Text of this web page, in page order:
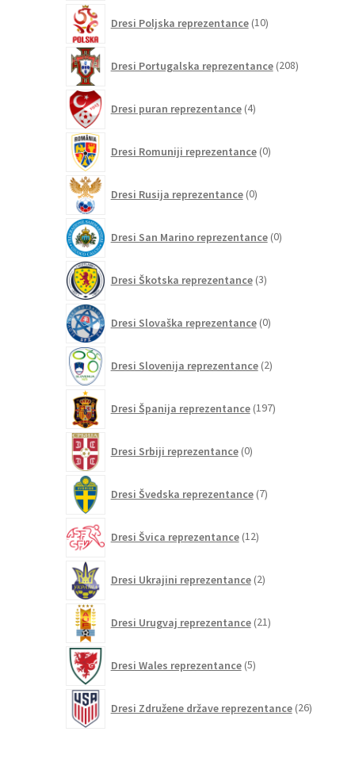
Dresi Poljska reprezentance 10izdelkov
Dresi Portugalska reprezentance 208izdelkov
Dresi puran reprezentance 4izdelki
Dresi Romuniji reprezentance 0izdelkov
Dresi Rusija reprezentance 0izdelkov
Dresi San Marino reprezentance 0izdelkov
Dresi Škotska reprezentance 3izdelki
Dresi Slovaška reprezentance 0izdelkov
Dresi Slovenija reprezentance 2izdelka
Dresi Španija reprezentance 197izdelkov
Dresi Srbiji reprezentance 0izdelkov
Dresi Švedska reprezentance 7izdelkov
Dresi Švica reprezentance 12izdelkov
Dresi Ukrajini reprezentance 2izdelka
Dresi Urugvaj reprezentance 21izdelkov
Dresi Wales reprezentance 5izdelkov
Dresi Združene države reprezentance 26izdelkov